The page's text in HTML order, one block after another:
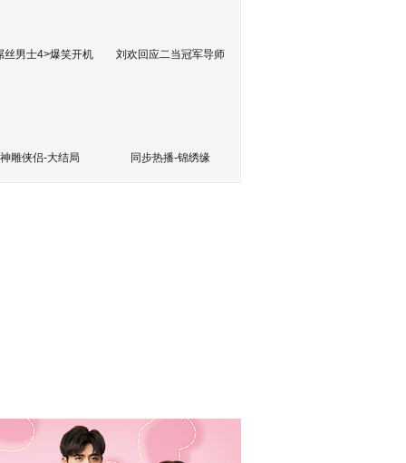
丝男士4>爆笑开机 刘欢回应二当冠军导师
神雕侠侣-大结局 同步热播-锦绣缘